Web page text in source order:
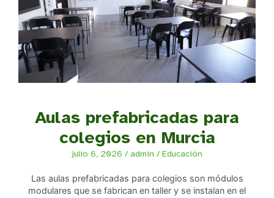
Aulas prefabricadas para
colegios en Murcia
julio 6, 2026 / admin / Educación
Las aulas prefabricadas para colegios son módulos
modulares que se fabrican en taller y se instalan en el